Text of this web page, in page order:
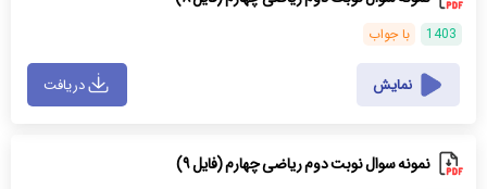
1403 با جواب
نمایش دریافت
نمونه سوال نوبت دوم ریاضی چهارم (فایل ۹)